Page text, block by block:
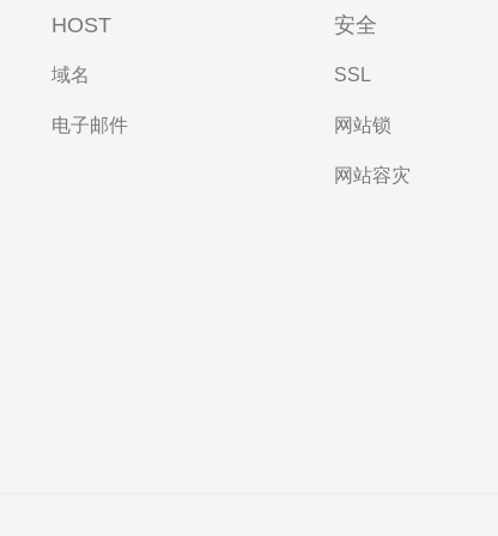
HOST
域名
电子邮件
安全
SSL
网站锁
网站容灾